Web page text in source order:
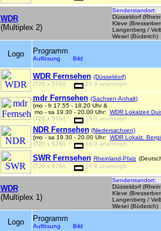
WDR
(Multiplex 2)
Senderstandort:
Düsseldorf
Kleve
Langenberg /
Wesel (Büderich)
Logo Programm
Auflösung Bild
WDR Fernsehen (Düsseldorf)
(720 x 576i)
16:9 anamorph
mdr Fernsehen (Sachsen-Anhalt)
(mo - fr 17.55 - 18.20 Uhr &
mo - sa 19.30 - 20.00 Uhr: WDR Lokalzeit
(720 x 576i)
16:9 anamorph
NDR Fernsehen (Niedersachsen)
(mo - sa 19.30 - 20.00 Uhr: WDR Lokalz.
(720 x 576i)
16:9 anamorph
SWR Fernsehen Rheinland-Pfalz
(720 x 576i)
16:9 anamorph
WDR
(Multiplex 1)
Senderstandort:
Düsseldorf
Kleve
Langenberg /
Wesel (Büderich)
Logo Programm
Auflösung Bild